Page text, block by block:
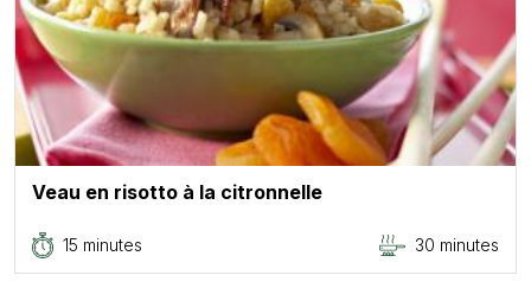
Veau en risotto à la citronnelle
15 minutes 30 minutes